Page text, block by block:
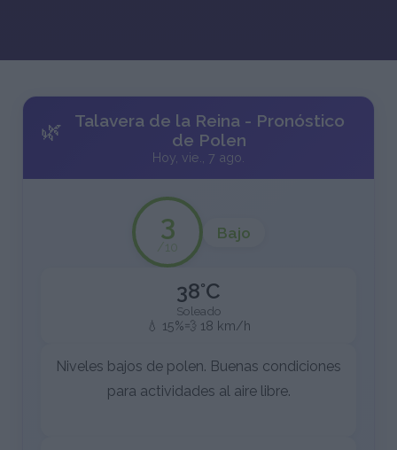
🌿
Talavera de la Reina - Pronóstico
de Polen
Hoy, vie., 7 ago.
3
/10
Bajo
38°C
Soleado
💧 15%💨 18 km/h
Niveles bajos de polen. Buenas condiciones
para actividades al aire libre.